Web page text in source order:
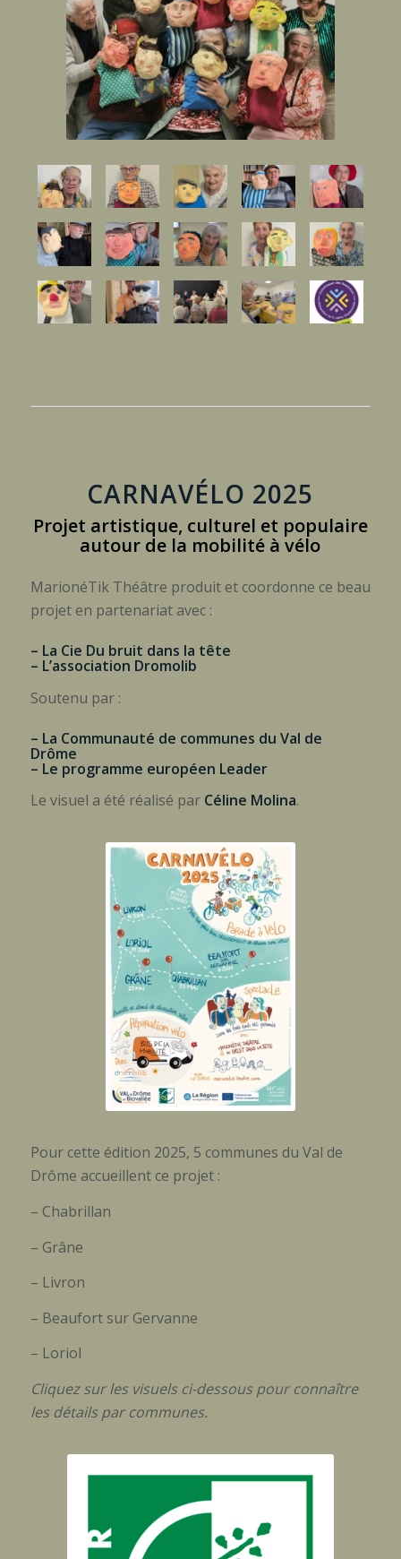
CARNAVÉLO 2025
Projet artistique, culturel et populaire
autour de la mobilité à vélo
MarionéTik Théâtre produit et coordonne ce beau
projet en partenariat avec :
– La Cie Du bruit dans la tête
– L’association Dromolib
Soutenu par :
– La Communauté de communes du Val de
Drôme
– Le programme européen Leader
Le visuel a été réalisé par Céline Molina.
Pour cette édition 2025, 5 communes du Val de
Drôme accueillent ce projet :
– Chabrillan
– Grâne
– Livron
– Beaufort sur Gervanne
– Loriol
Cliquez sur les visuels ci-dessous pour connaître
les détails par communes.